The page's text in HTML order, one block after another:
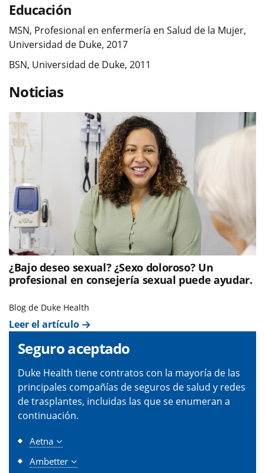
Educación
MSN, Profesional en enfermería en Salud de la Mujer,
Universidad de Duke, 2017
BSN, Universidad de Duke, 2011
Noticias
¿Bajo deseo sexual? ¿Sexo doloroso? Un
profesional en consejería sexual puede ayudar.
Blog de Duke Health
Leer el artículo
Seguro aceptado
Duke Health tiene contratos con la mayoría de las
principales compañías de seguros de salud y redes
de trasplantes, incluidas las que se enumeran a
continuación.
Aetna
Ambetter